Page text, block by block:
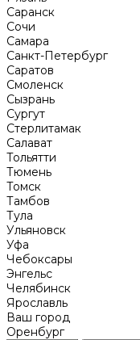
Саранск
Сочи
Самара
Санкт-Петербург
Саратов
Смоленск
Сызрань
Сургут
Стерлитамак
Салават
Тольятти
Тюмень
Томск
Тамбов
Тула
Ульяновск
Уфа
Чебоксары
Энгельс
Челябинск
Ярославль
Ваш город
Оренбург